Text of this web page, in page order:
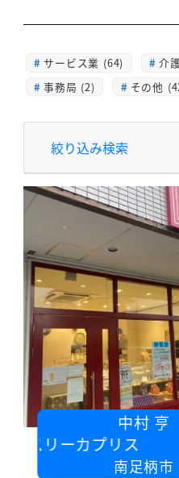
サービス業 (64) 介
事務局 (2)
その他
絞り込み検索
中村 亨
リーカプリス
南足柄市